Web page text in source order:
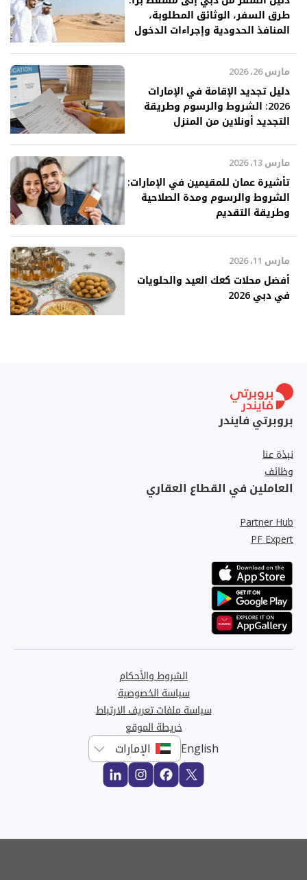
طرق السفر، الوثائق المطلوبة،
المنافذ الحدودية وإجراءات الدخول
دليل تجديد الإقامة في الإمارات
2026: الشروط والرسوم وطريقة
التجديد أونلاين من المنزل
مارس 26، 2026
تأشيرة عمان للمقيمين في الإمارات:
الشروط والرسوم ومدة الصلاحية
وطريقة التقديم
مارس 13، 2026
أفضل محلات كعك العيد والحلويات
في دبي 2026
مارس 11، 2026
بروبرتي فايندر
نبذة عنا
وظائف
العاملين في القطاع العقاري
Partner Hub
PF Expert
الشروط والأحكام
سياسة الخصوصية
سياسة ملفات تعريف الارتباط
خريطة الموقع
English